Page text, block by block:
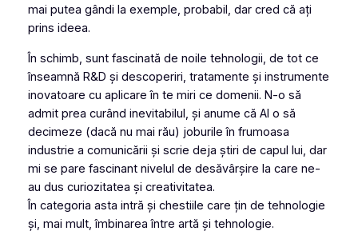
mai putea gândi la exemple, probabil, dar cred că ați
prins ideea.
În schimb, sunt fascinată de noile tehnologii, de tot ce
înseamnă R&D și descoperiri, tratamente și instrumente
inovatoare cu aplicare în te miri ce domenii. N-o să
admit prea curând inevitabilul, și anume că AI o să
decimeze (dacă nu mai rău) joburile în frumoasa
industrie a comunicării și scrie deja știri de capul lui, dar
mi se pare fascinant nivelul de desăvârșire la care ne-
au dus curiozitatea și creativitatea.
În categoria asta intră și chestiile care țin de tehnologie
și, mai mult, îmbinarea între artă și tehnologie.